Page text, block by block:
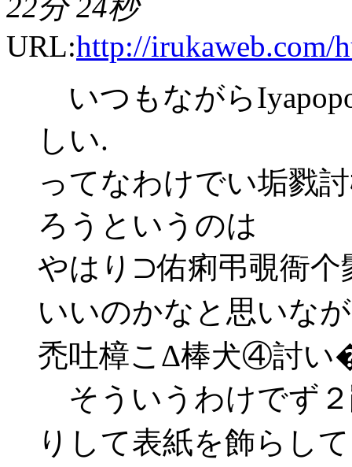
URL:http://irukaweb.com/
いつもながら
しい.
ってなわけでい垢戮
ろうというのは
やはり⊃佑痢弔覗衙个
いいのかなと思いな
禿吐樟こΔ棒犬④討い
そういうわけでず２
りして表紙を飾らし